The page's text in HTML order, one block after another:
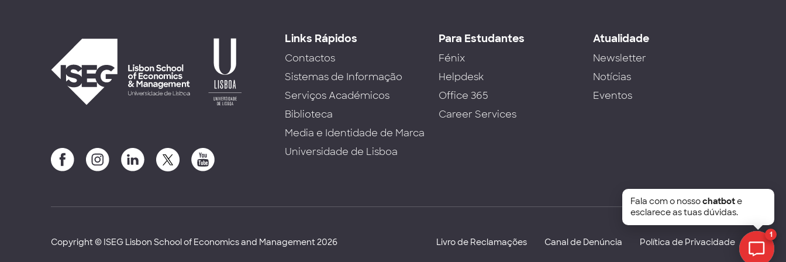
Links Rápidos
Contactos
Sistemas de Informação
Serviços Académicos
Biblioteca
Media e Identidade de Marca
Universidade de Lisboa
Para Estudantes
Fénix
Helpdesk
Office 365
Career Services
Atualidade
Newsletter
Notícias
Eventos
Copyright © ISEG Lisbon School of Economics and Management 2026 Livro de Reclamações Canal de Denúncia Política de Privacidade
1
Fala com o nossochatbote
esclarece as tuas dúvidas.